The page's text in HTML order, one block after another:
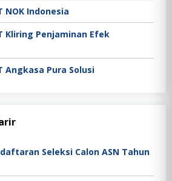
NOK Indonesia
Kliring Penjaminan Efek
Angkasa Pura Solusi
Seleksi Calon ASN Tahun